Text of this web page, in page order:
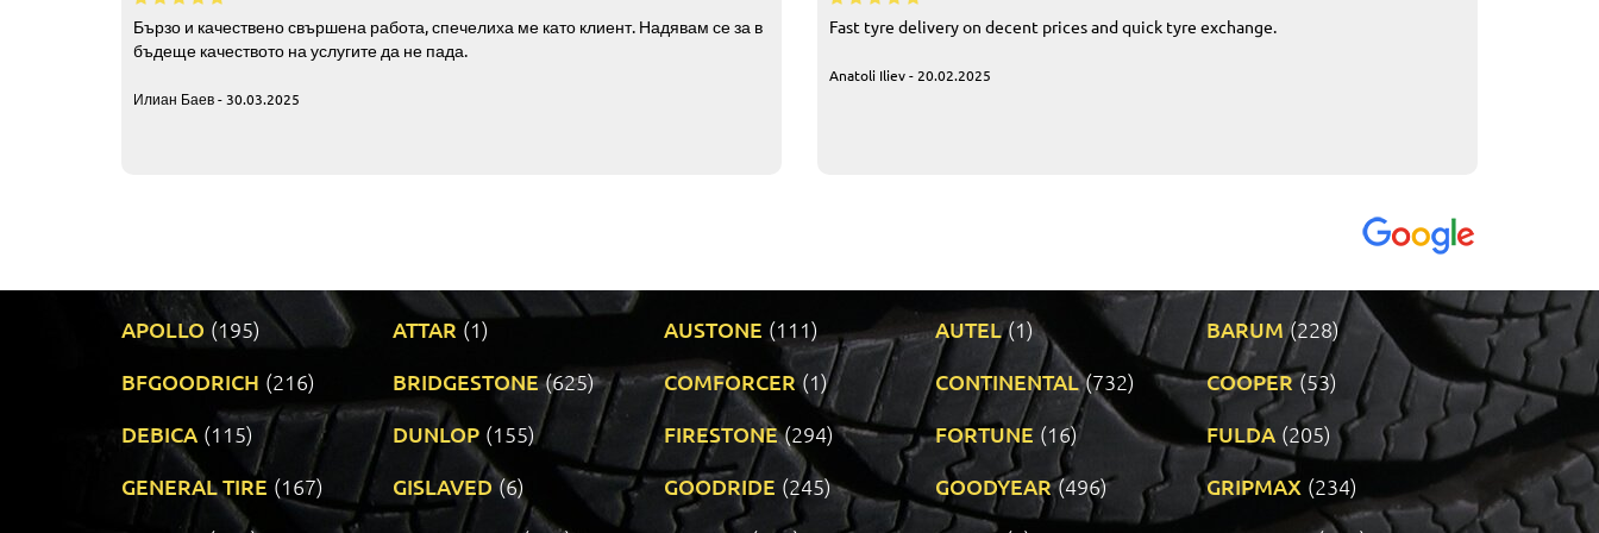
Бързо и качествено свършена работа, спечелиха ме като клиент. Надявам се за в
бъдеще качеството на услугите да не пада.
Илиан Баев - 30.03.2025
Fast tyre delivery on decent prices and quick tyre exchange.
Anatoli Iliev - 20.02.2025
APOLLO (195) ATTAR (1) AUSTONE (111) AUTEL (1) BARUM (228)
BFGOODRICH (216) BRIDGESTONE (625) COMFORCER (1) CONTINENTAL (732) COOPER (53)
DEBICA (115) DUNLOP (155) FIRESTONE (294) FORTUNE (16) FULDA (205)
GENERAL TIRE (167) GISLAVED (6) GOODRIDE (245) GOODYEAR (496) GRIPMAX (234)